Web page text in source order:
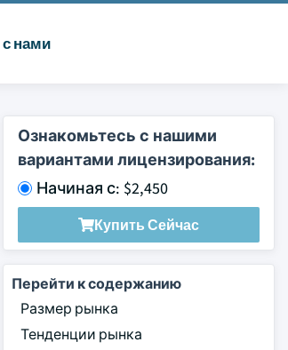
нами
Ознакомьтесь с нашими
вариантами лицензирования:
Начиная с: $2,450
Купить Сейчас
Перейти к содержанию
Размер рынка
Тенденции рынка